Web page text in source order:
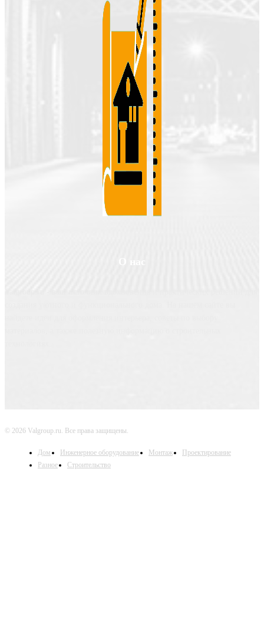
© 2026 Valgroup.ru. Все права защищены.
Дом Инженерное оборудование Монтаж
Проектирование
Разное
Строительство